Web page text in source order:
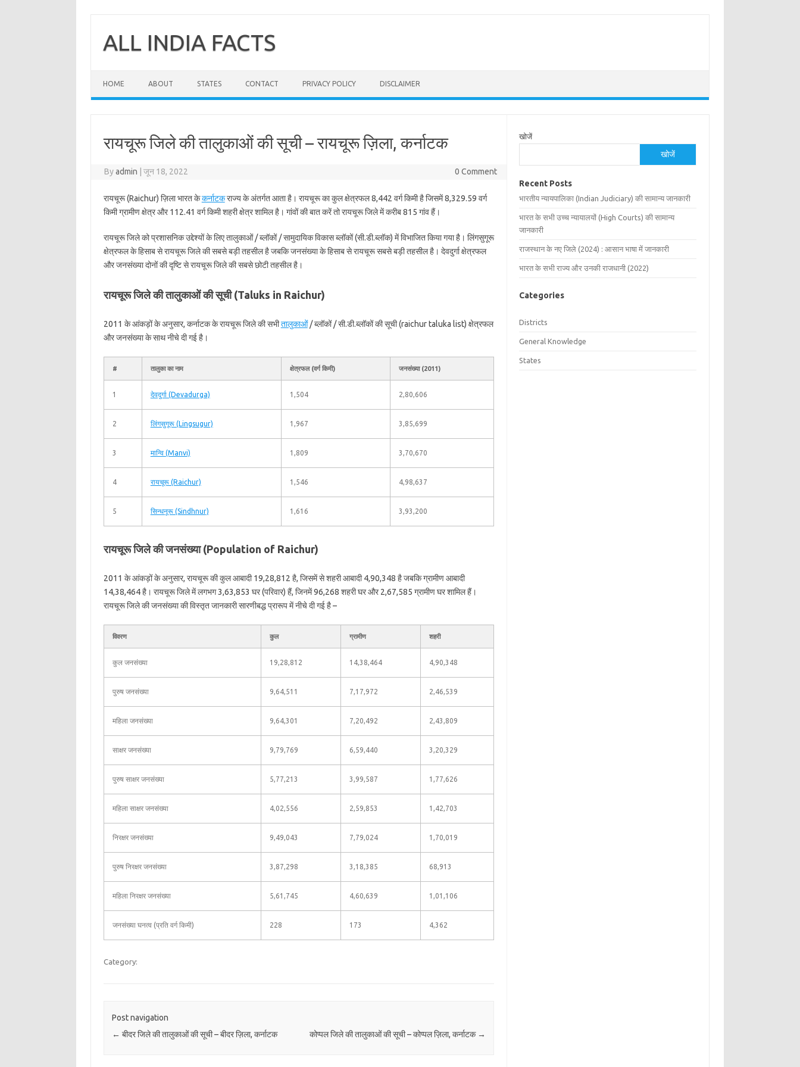
contentALL INDIA FACTS
HOME ABOUT STATES CONTACT PRIVACY POLICY DISCLAIMER
रायचूरू जिले की तालुकाओं की सूची – रायचूरू ज़िला, कर्नाटक
Byadmin जून 18, 2022 0 Comment
रायचूरू (Raichur) ज़िला भारत केकर्नाटकराज्य के अंतर्गत आता है। रायचूरू का कुल क्षेत्रफल 8,442 वर्ग किमी है जिसमें 8,329.59 वर्ग
किमी ग्रामीण क्षेत्र और 112.41 वर्ग किमी शहरी क्षेत्र शामिल है। गांवों की बात करें तो रायचूरू जिले में करीब 815 गांव हैं।
रायचूरू जिले को प्रशासनिक उद्देश्यों के लिए तालुकाओं / ब्लॉकों / सामुदायिक विकास ब्लॉकों (सी.डी.ब्लॉक) में विभाजित किया गया है। लिंगसुगूरू
क्षेत्रफल के हिसाब से रायचूरू जिले की सबसे बड़ी तहसील है जबकि जनसंख्या के हिसाब से रायचूरू सबसे बड़ी तहसील है। देवदुर्गा क्षेत्रफल
और जनसंख्या दोनों की दृष्टि से रायचूरू जिले की सबसे छोटी तहसील है।
रायचूरू जिले की तालुकाओं की सूची (Taluks in Raichur)
2011 के आंकड़ों के अनुसार, कर्नाटक के रायचूरू जिले की सभीतालुकाओं/ ब्लॉकों / सी.डी.ब्लॉकों की सूची (raichur taluka list) क्षेत्रफल
और जनसंख्या के साथ नीचे दी गई है।
# तालुका का नाम क्षेत्रफल (वर्ग किमी) जनसंख्या (2011)
1 देवदुर्गा (Devadurga) 1,504 2,80,606
2 लिंगसुगूरू (Lingsugur) 1,967 3,85,699
3 मान्वि (Manvi) 1,809 3,70,670
4 रायचूरू (Raichur) 1,546 4,98,637
5 सिन्धनूरू (Sindhnur) 1,616 3,93,200
रायचूरू जिले की जनसंख्या (Population of Raichur)
2011 के आंकड़ों के अनुसार, रायचूरू की कुल आबादी 19,28,812 है, जिसमें से शहरी आबादी 4,90,348 है जबकि ग्रामीण आबादी
14,38,464 है। रायचूरू जिले में लगभग 3,63,853 घर (परिवार) हैं, जिनमें 96,268 शहरी घर और 2,67,585 ग्रामीण घर शामिल हैं।
रायचूरू जिले की जनसंख्या की विस्तृत जानकारी सारणीबद्ध प्रारूप में नीचे दी गई है –
विवरण कुल ग्रामीण शहरी
कुल जनसंख्या 19,28,812 14,38,464 4,90,348
पुरुष जनसंख्या 9,64,511 7,17,972 2,46,539
महिला जनसंख्या 9,64,301 7,20,492 2,43,809
साक्षर जनसंख्या 9,79,769 6,59,440 3,20,329
पुरुष साक्षर जनसंख्या 5,77,213 3,99,587 1,77,626
महिला साक्षर जनसंख्या 4,02,556 2,59,853 1,42,703
निरक्षर जनसंख्या 9,49,043 7,79,024 1,70,019
पुरुष निरक्षर जनसंख्या 3,87,298 3,18,385 68,913
महिला निरक्षर जनसंख्या 5,61,745 4,60,639 1,01,106
जनसंख्या घनत्व (प्रति वर्ग किमी) 228 173 4,362
Category:
Post navigation
← बीदर जिले की तालुकाओं की सूची – बीदर ज़िला, कर्नाटक कोप्पल जिले की तालुकाओं की सूची – कोप्पल ज़िला, कर्नाटक →
खोजें
खोजें
Recent Posts
भारतीय न्यायपालिका (Indian Judiciary) की सामान्य जानकारी
भारत के सभी उच्च न्यायालयों (High Courts) की सामान्य
जानकारी
राजस्थान के नए जिले (2024) : आसान भाषा में जानकारी
भारत के सभी राज्य और उनकी राजधानी (2022)
Categories
Districts
General Knowledge
States